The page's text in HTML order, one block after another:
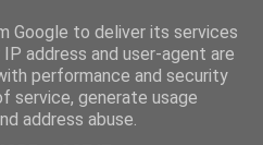
Google to deliver its services
address and user-agent are
performance and security
service, generate usage
address abuse.